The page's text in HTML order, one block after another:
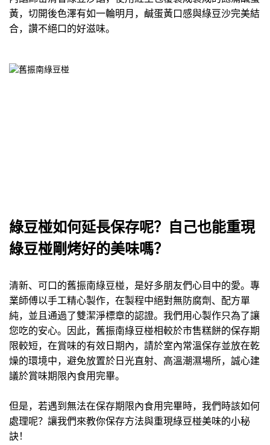
黃，切開後色澤有如一輪明月，鹹蛋黃口感與綠豆沙完美結
合，讚不絕口的好滋味。
綠豆椪如何延長保存呢？自己也能重現
綠豆椪剛烤好的美味嗎？
清新、可口的舊振南綠豆椪，是好多朋友們心目中的愛。專
業師傅以手工精心製作，在製程中絕對無防腐劑、配方單
純，並且通過了雙潔淨標章的認證。我們用心製作只為了讓
您吃的安心。因此，舊振南綠豆椪相較於市售糕餅的保存期
限較短，在賞味的有效日期內，請於室內常溫保存並放在乾
燥的環境中，避免放置於日光直射、高溫潮濕場所，誠心建
議於賞味期限內食用完畢。
但是，若遇到無法在保存期限內食用完畢時，我們時該如何
處理呢？讓我們來教你保存方法與重現綠豆椪美味的小秘
訣！